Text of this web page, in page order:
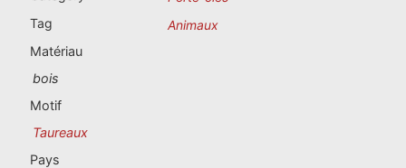
Tag
Animaux
Matériau
bois
Motif
Taureaux
Pays